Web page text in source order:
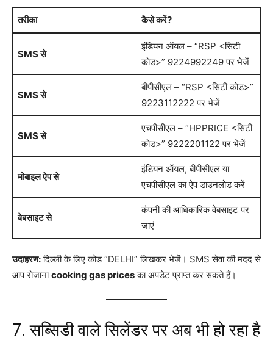
तरीका कैसे करें?
SMS से
इंडियन ऑयल – “RSP <सिटी
कोड>” 9224992249 पर भेजें
SMS से
बीपीसीएल – “RSP <सिटी कोड>”
9223112222 पर भेजें
SMS से
एचपीसीएल – “HPPRICE <सिटी
कोड>” 9222201122 पर भेजें
मोबाइल ऐप से
इंडियन ऑयल, बीपीसीएल या
एचपीसीएल का ऐप डाउनलोड करें
वेबसाइट से
कंपनी की आधिकारिक वेबसाइट पर
जाएं
उदाहरण:दिल्ली के लिए कोड “DELHI” लिखकर भेजें। SMS सेवा की मदद से
आप रोजानाcooking gas pricesका अपडेट प्राप्त कर सकते हैं।
7. सब्सिडी वाले सिलेंडर पर अब भी हो रहा है